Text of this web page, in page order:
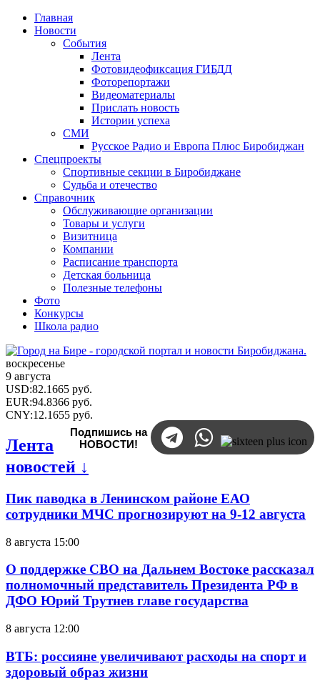
Главная
Новости
События
Лента
Фотовидеофиксация ГИБДД
Фоторепортажи
Видеоматериалы
Прислать новость
Истории успеха
СМИ
Русское Радио и Европа Плюс Биробиджан
Спецпроекты
Спортивные секции в Биробиджане
Судьба и отечество
Справочник
Обслуживающие организации
Товары и услуги
Визитница
Компании
Расписание транспорта
Детская больница
Полезные телефоны
Фото
Конкурсы
Школа радио
воскресенье
9 августа
USD:82.1665 руб.
EUR:94.8366 руб.
CNY:12.1655 руб.
Подпишись на
НОВОСТИ!
Лента
новостей ↓
Пик паводка в Ленинском районе ЕАО
сотрудники МЧС прогнозируют на 9-12 августа
8 августа 15:00
О поддержке СВО на Дальнем Востоке рассказал
полномочный представитель Президента РФ в
ДФО Юрий Трутнев главе государства
8 августа 12:00
ВТБ: россияне увеличивают расходы на спорт и
здоровый образ жизни